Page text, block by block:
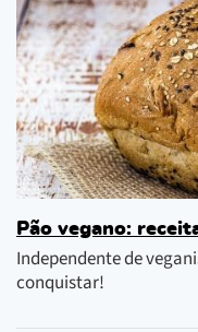
Pão vegano:
Independente de
conquistar!